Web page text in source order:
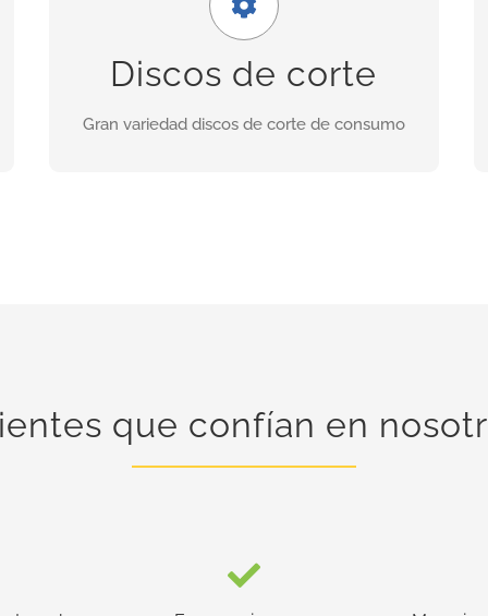
Discos de corte
Gran variedad discos de corte de consumo
Nuestra gama incluye discos para granito,
porcelánicos, de corte seco, asfalto, cerámica,
que confían en